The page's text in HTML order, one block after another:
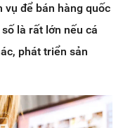
vụ để bán hàng quốc
là rất lớn nếu cá
phát triển sản